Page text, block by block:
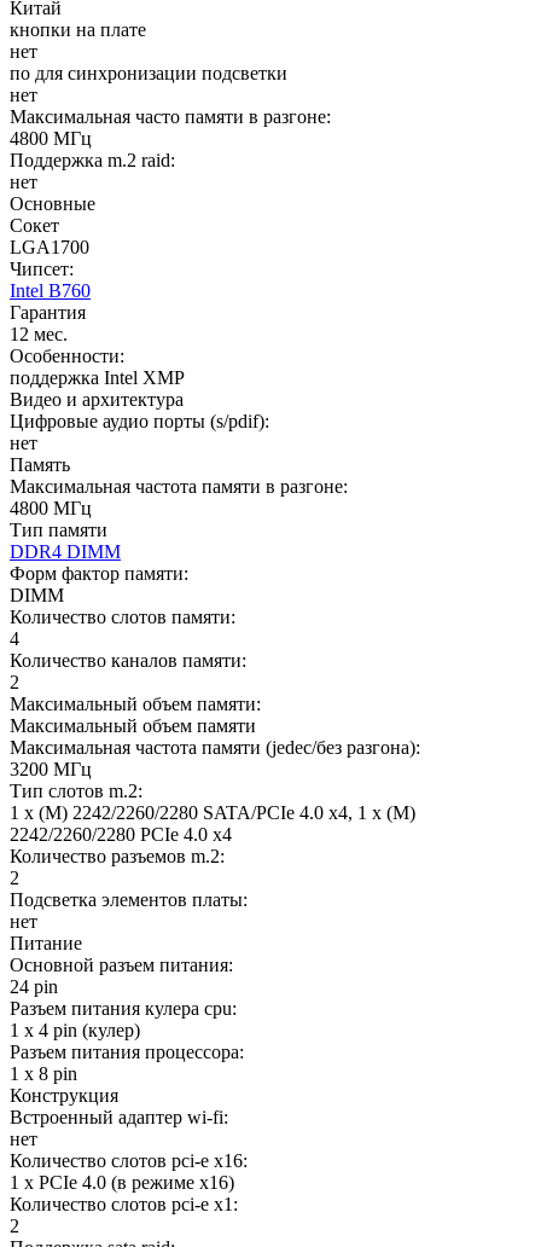
Китай
кнопки на плате
нет
по для синхронизации подсветки
нет
Максимальная часто памяти в разгоне:
4800 МГц
Поддержка m.2 raid:
нет
Основные
Сокет
LGA1700
Чипсет:
Intel B760
Гарантия
12 мес.
Особенности:
поддержка Intel XMP
Видео и архитектура
Цифровые аудио порты (s/pdif):
нет
Память
Максимальная частота памяти в разгоне:
4800 МГц
Тип памяти
DDR4 DIMM
Форм фактор памяти:
DIMM
Количество слотов памяти:
4
Количество каналов памяти:
2
Максимальный объем памяти:
Максимальный объем памяти
Максимальная частота памяти (jedec/без разгона):
3200 МГц
Тип слотов m.2:
1 x (M) 2242/2260/2280 SATA/PCIe 4.0 x4, 1 x (M)
2242/2260/2280 PCIe 4.0 x4
Количество разъемов m.2:
2
Подсветка элементов платы:
нет
Питание
Основной разъем питания:
24 pin
Разъем питания кулера cpu:
1 x 4 pin (кулер)
Разъем питания процессора:
1 x 8 pin
Конструкция
Встроенный адаптер wi-fi:
нет
Количество слотов pci-e x16:
1 x PCIe 4.0 (в режиме x16)
Количество слотов pci-e x1:
2